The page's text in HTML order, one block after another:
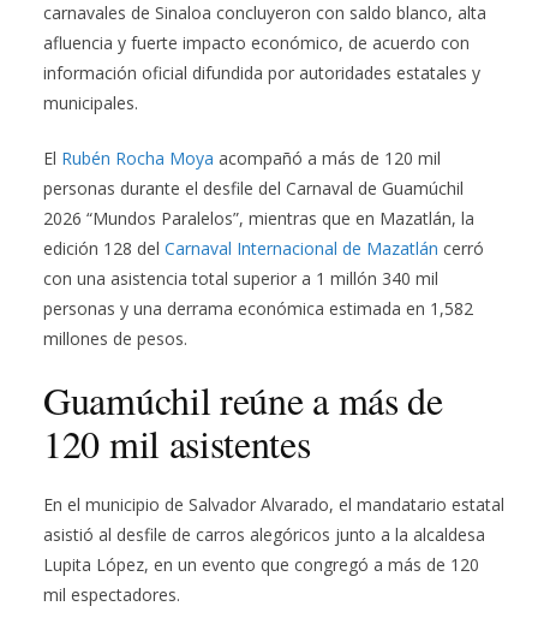
carnavales de Sinaloa concluyeron con saldo blanco, alta
afluencia y fuerte impacto económico, de acuerdo con
información oficial difundida por autoridades estatales y
municipales.
El Rubén Rocha Moya acompañó a más de 120 mil
personas durante el desfile del Carnaval de Guamúchil
2026 “Mundos Paralelos”, mientras que en Mazatlán, la
edición 128 del Carnaval Internacional de Mazatlán cerró
con una asistencia total superior a 1 millón 340 mil
personas y una derrama económica estimada en 1,582
millones de pesos.
Guamúchil reúne a más de
120 mil asistentes
En el municipio de Salvador Alvarado, el mandatario estatal
asistió al desfile de carros alegóricos junto a la alcaldesa
Lupita López, en un evento que congregó a más de 120
mil espectadores.